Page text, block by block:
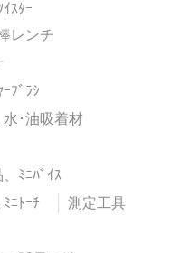
ｽﾀｰ
レンチ
ﾌﾞﾗｼ
水･油吸着材
ﾐﾆﾊﾞｲｽ
ﾆﾄｰﾁ
測定工具